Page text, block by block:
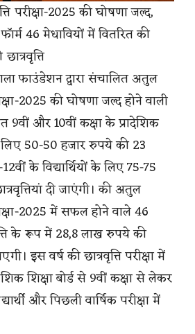
परीक्षा-2025 की घोषणा जल्द,
46 मेधावियों में वितरित की
फाउंडेशन द्वारा संचालित अतुल
2025 की घोषणा जल्द होने वाली
9वीं और 10वीं कक्षा के प्रादेशिक
लिए 50-50 हजार रुपये की 23
के विद्यार्थियों के लिए 75-75
दी जाएंगी। की अतुल
2025 में सफल होने वाले 46
के रूप में 28,8 लाख रुपये की
इस वर्ष की छात्रवृत्ति परीक्षा में
शिक्षा बोर्ड से 9वीं कक्षा से लेकर
और पिछली वार्षिक परीक्षा में